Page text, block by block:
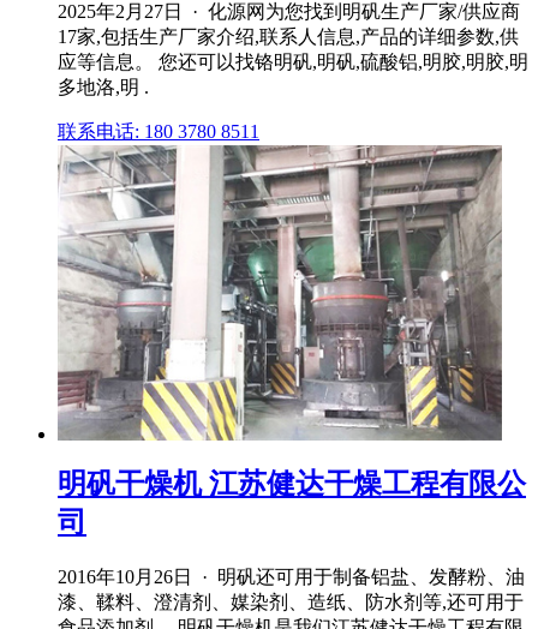
2025年2月27日 · 化源网为您找到明矾生产厂家/供应商
17家,包括生产厂家介绍,联系人信息,产品的详细参数,供
应等信息。 您还可以找铬明矾,明矾,硫酸铝,明胶,明胶,明
多地洛,明 .
联系电话: 180 3780 8511
明矾干燥机 江苏健达干燥工程有限公
司
2016年10月26日 · 明矾还可用于制备铝盐、发酵粉、油
漆、鞣料、澄清剂、媒染剂、造纸、防水剂等,还可用于